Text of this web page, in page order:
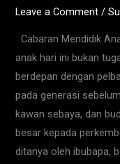
Leave a Comment /
Cabaran Mendidik
anak hari ini bukan
berdepan dengan
pada generasi
kawan sebaya, dan
besar kepada
ditanya oleh ibubapa,
Pukul
Wajib
Ibubapa
Tahu